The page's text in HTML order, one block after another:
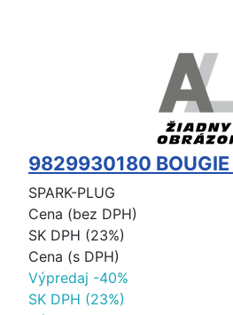
9829930180 BOUGIE
SPARK-PLUG
Cena (bez DPH)
SK DPH (23%)
Cena (s DPH)
Výpredaj -40%
SK DPH (23%)